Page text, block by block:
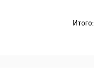
Итого: